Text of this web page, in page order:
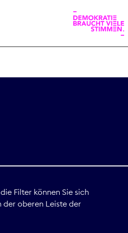
Print
Filter können Sie sich
der oberen Leiste der